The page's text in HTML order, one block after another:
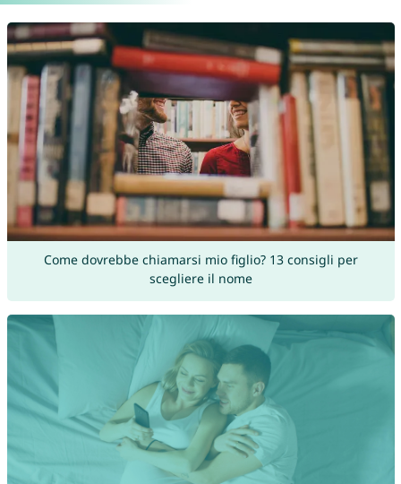
Come dovrebbe chiamarsi mio figlio? 13 consigli per
scegliere il nome